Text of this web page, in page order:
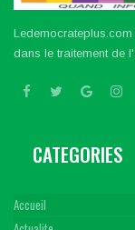
dans le traitement de
CATEGORIES
Accueil